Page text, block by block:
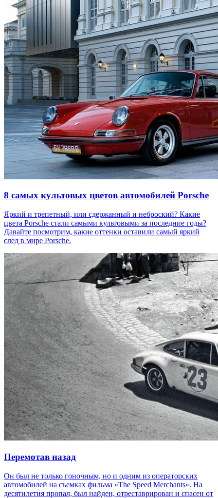
8 самых культовых цветов автомобилей Porsche
Яркий и трепетный, или сдержанный и неброский? Какие
цвета Porsche стали самыми культовыми за последние годы?
Давайте посмотрим, какие оттенки оставили самый яркий
след в мире Porsche.
Перемотав назад
Он был не только гоночным, но и одним из операторских
автомобилей на съемках фильма «The Speed Merchants». На
десятилетия пропал, был найден, отреставрирован и спасен от